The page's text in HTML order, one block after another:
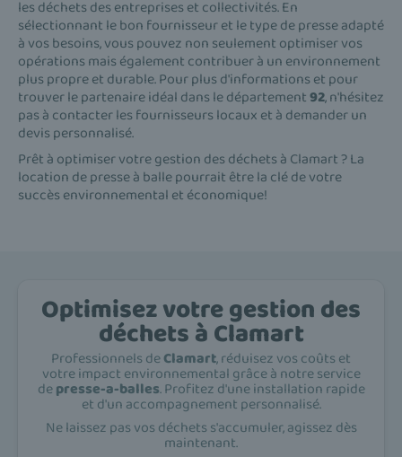
les déchets des entreprises et collectivités. En
sélectionnant le bon fournisseur et le type de presse adapté
à vos besoins, vous pouvez non seulement optimiser vos
opérations mais également contribuer à un environnement
plus propre et durable. Pour plus d'informations et pour
trouver le partenaire idéal dans le département92, n'hésitez
pas à contacter les fournisseurs locaux et à demander un
devis personnalisé.
Prêt à optimiser votre gestion des déchets à Clamart ? La
location de presse à balle pourrait être la clé de votre
succès environnemental et économique!
Optimisez votre gestion des
déchets à Clamart
Professionnels deClamart, réduisez vos coûts et
votre impact environnemental grâce à notre service
depresse-a-balles. Profitez d'une installation rapide
et d'un accompagnement personnalisé.
Ne laissez pas vos déchets s'accumuler, agissez dès
maintenant.